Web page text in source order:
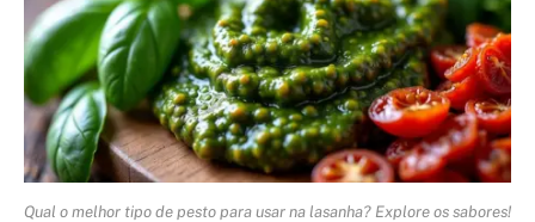
Qual o melhor tipo de pesto para usar na lasanha? Explore os sabores!